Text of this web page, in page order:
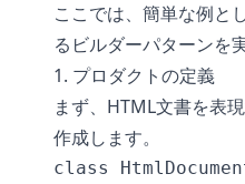
ここでは、簡単な例と
るビルダーパターンを
1. プロダクトの定義
まず、HTML文書を表
作成します。
class